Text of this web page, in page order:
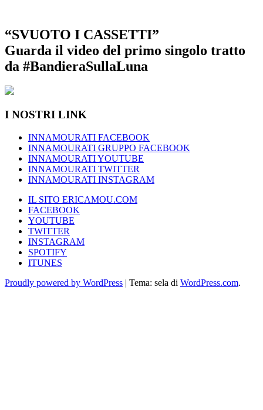
“SVUOTO I CASSETTI”
Guarda il video del primo singolo tratto
da #BandieraSullaLuna
I NOSTRI LINK
INNAMOURATI FACEBOOK
INNAMOURATI GRUPPO FACEBOOK
INNAMOURATI YOUTUBE
INNAMOURATI TWITTER
INNAMOURATI INSTAGRAM
IL SITO ERICAMOU.COM
FACEBOOK
YOUTUBE
TWITTER
INSTAGRAM
SPOTIFY
ITUNES
Proudly powered by WordPress | Tema: sela di WordPress.com.